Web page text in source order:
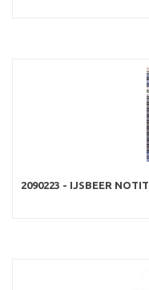
2090223 - IJSBEER